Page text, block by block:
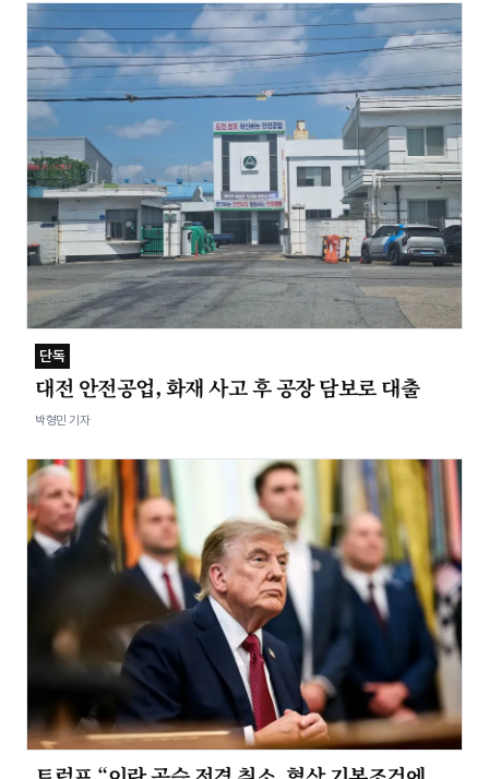
단독
대전 안전공업, 화재 사고 후 공장 담보로 대출
박형민 기자